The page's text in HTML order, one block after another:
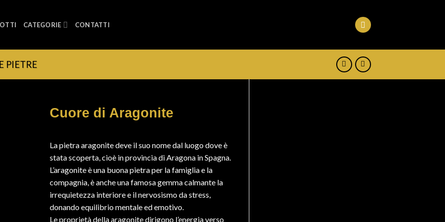
CATEGORIE CONTATTI
PIETRE
Cuore di Aragonite
La pietra aragonite deve il suo nome dal luogo dove è
stata scoperta, cioè in provincia di Aragona in Spagna.
L’aragonite è una buona pietra per la famiglia e la
compagnia, è anche una famosa gemma calmante la
irrequietezza interiore e il nervosismo da stress,
donando equilibrio mentale ed emotivo.
Le proprietà della aragonite dirigono l’energia verso